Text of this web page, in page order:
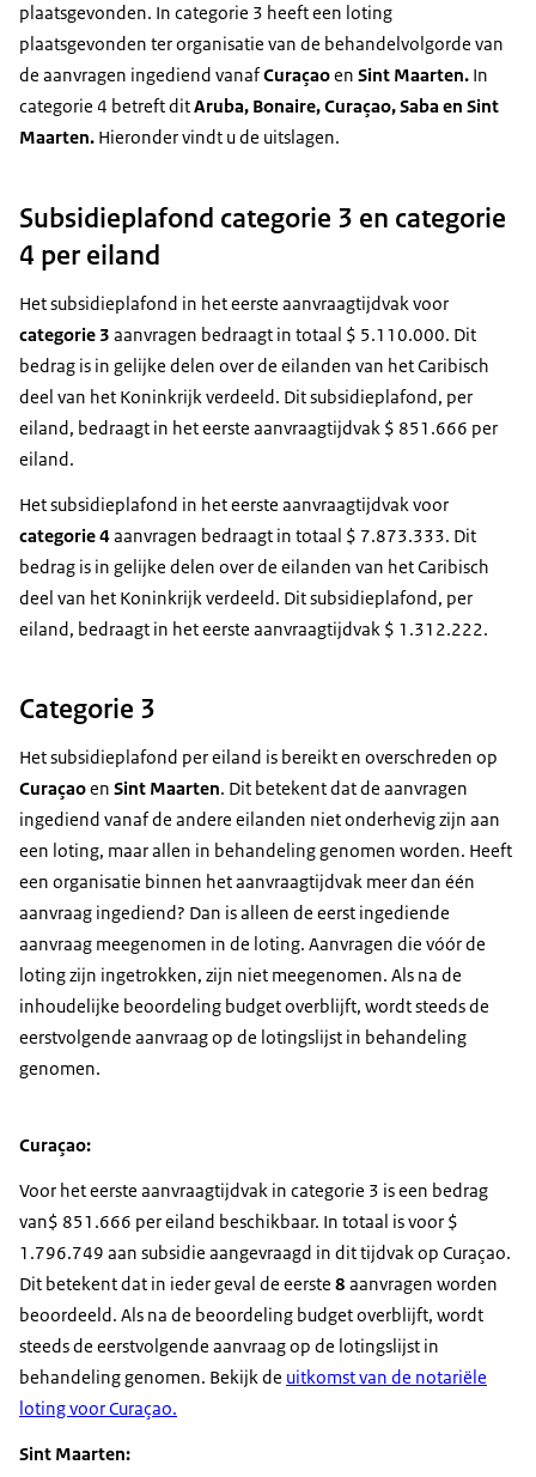
plaatsgevonden. In categorie 3 heeft een loting
plaatsgevonden ter organisatie van de behandelvolgorde van
de aanvragen ingediend vanafCuraçaoen Sint Maarten. In
categorie 4 betreft ditAruba, Bonaire, Curaçao, Saba en Sint
Maarten. Hieronder vindt u de uitslagen.
Subsidieplafond categorie 3 en categorie
4 per eiland
Het subsidieplafond in het eerste aanvraagtijdvak voor
categorie 3 aanvragen bedraagt in totaal $ 5.110.000. Dit
bedrag is in gelijke delen over de eilanden van het Caribisch
deel van het Koninkrijk verdeeld. Dit subsidieplafond, per
eiland, bedraagt in het eerste aanvraagtijdvak $ 851.666 per
eiland.
Het subsidieplafond in het eerste aanvraagtijdvak voor
categorie 4aanvragen bedraagt in totaal $ 7.873.333. Dit
bedrag is in gelijke delen over de eilanden van het Caribisch
deel van het Koninkrijk verdeeld. Dit subsidieplafond, per
eiland, bedraagt in het eerste aanvraagtijdvak $ 1.312.222.
Categorie 3
Het subsidieplafond per eiland is bereikt en overschreden op
Curaçaoen Sint Maarten. Dit betekent dat de aanvragen
ingediend vanaf de andere eilanden niet onderhevig zijn aan
een loting, maar allen in behandeling genomen worden. Heeft
een organisatie binnen het aanvraagtijdvak meer dan één
aanvraag ingediend? Dan is alleen de eerst ingediende
aanvraag meegenomen in de loting. Aanvragen die vóór de
loting zijn ingetrokken, zijn niet meegenomen. Als na de
inhoudelijke beoordeling budget overblijft, wordt steeds de
eerstvolgende aanvraag op de lotingslijst in behandeling
genomen.
Curaçao:
Voor het eerste aanvraagtijdvak in categorie 3 is een bedrag
van$ 851.666 per eiland beschikbaar. In totaal is voor $
1.796.749 aan subsidie aangevraagd in dit tijdvak op Curaçao.
Dit betekent dat in ieder geval de eerste 8 aanvragen worden
beoordeeld. Als na de beoordeling budget overblijft, wordt
steeds de eerstvolgende aanvraag op de lotingslijst in
behandeling genomen. Bekijk de uitkomst van de notariële
loting voor Curaçao.
Sint Maarten: